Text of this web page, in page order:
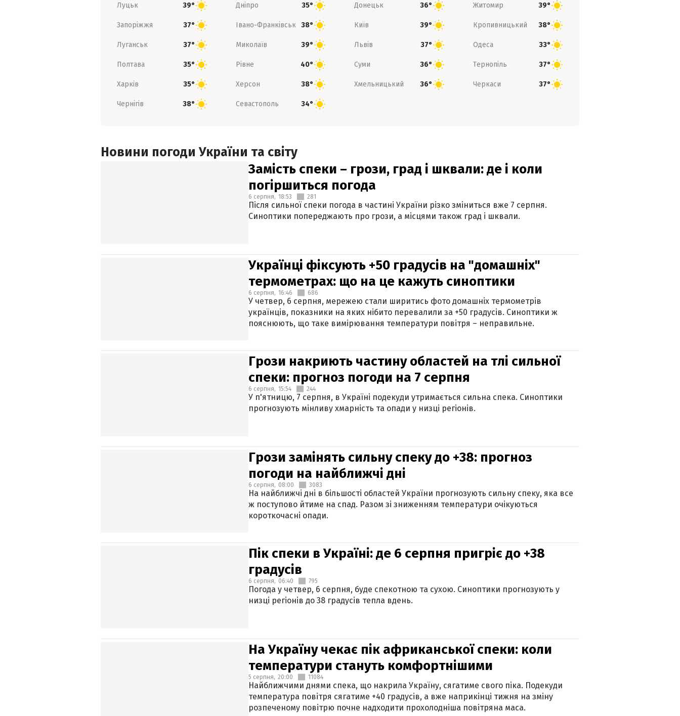
Луцьк 39° Дніпро 35° Донецьк 36° Житомир 39°
Запоріжжя 37° Івано-Франківськ 38° Київ 39° Кропивницький 38°
Луганськ 37° Миколаїв 39° Львів 37° Одеса 33°
Полтава 35° Рівне 40° Суми 36° Тернопіль 37°
Харків 35° Херсон 38° Хмельницький 36° Черкаси 37°
Чернігів 38° Севастополь 34°
Новини погоди України та світу
Замість спеки – грози, град і шквали: де і коли
погіршиться погода
6 серпня, 18:53 281
Після сильної спеки погода в частині України різко зміниться вже 7 серпня.
Синоптики попереджають про грози, а місцями також град і шквали.
Українці фіксують +50 градусів на "домашніх"
термометрах: що на це кажуть синоптики
6 серпня, 16:46 686
У четвер, 6 серпня, мережею стали ширитись фото домашніх термометрів
українців, показники на яких нібито перевалили за +50 градусів. Синоптики ж
пояснюють, що таке вимірювання температури повітря – неправильне.
Грози накриють частину областей на тлі сильної
спеки: прогноз погоди на 7 серпня
6 серпня, 15:54 244
У п'ятницю, 7 серпня, в Україні подекуди утримається сильна спека. Синоптики
прогнозують мінливу хмарність та опади у низці регіонів.
Грози замінять сильну спеку до +38: прогноз
погоди на найближчі дні
6 серпня, 08:00 3083
На найближчі дні в більшості областей України прогнозують сильну спеку, яка все
ж поступово йтиме на спад. Разом зі зниженням температури очікуються
короткочасні опади.
Пік спеки в Україні: де 6 серпня пригріє до +38
градусів
6 серпня, 06:40 795
Погода у четвер, 6 серпня, буде спекотною та сухою. Синоптики прогнозують у
низці регіонів до 38 градусів тепла вдень.
На Україну чекає пік африканської спеки: коли
температури стануть комфортнішими
5 серпня, 20:00 11084
Найближчими днями спека, що накрила Україну, сягатиме свого піка. Подекуди
температура повітря сягатиме +40 градусів, а вже наприкінці тижня на зміну
розпеченому повітрю почне надходити прохолодніша повітряна маса.